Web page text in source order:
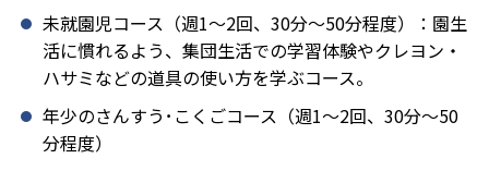
未就園児コース（週1～2回、30分～50分程度）：園生
活に慣れるよう、集団生活での学習体験やクレヨン・
ハサミなどの道具の使い方を学ぶコース。
年少のさんすう･こくごコース（週1～2回、30分～50
分程度）